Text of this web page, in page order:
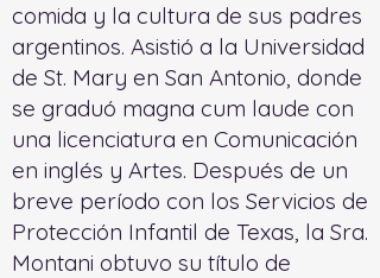
comida y la cultura de sus padres
argentinos. Asistió a la Universidad
de St. Mary en San Antonio, donde
se graduó magna cum laude con
una licenciatura en Comunicación
en inglés y Artes. Después de un
breve período con los Servicios de
Protección Infantil de Texas, la Sra.
Montani obtuvo su título de